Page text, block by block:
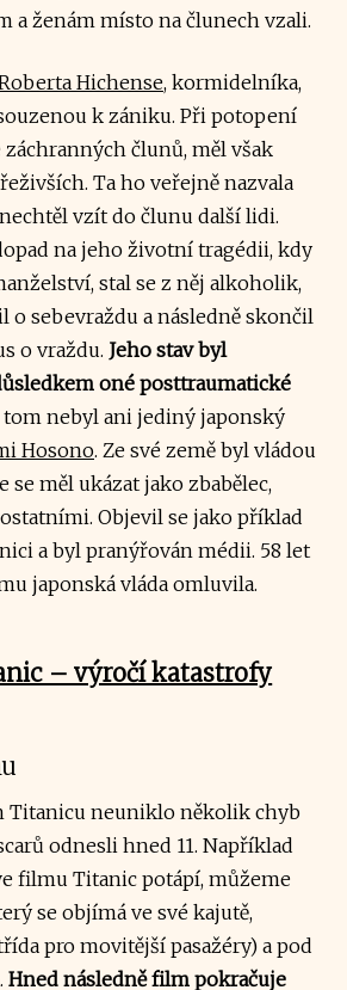
a ženám místo na člunech vzali.
Hichense, kormidelníka,
k zániku. Při potopení
člunů, měl však
Ta ho veřejně nazvala
vzít do člunu další lidi.
na jeho životní tragédii, kdy
stal se z něj alkoholik,
o sebevraždu a následně skončil
o vraždu. Jeho stav byl
oné posttraumatické
tom nebyl ani jediný japonský
Hosono. Ze své země byl vládou
se měl ukázat jako zbabělec,
Objevil se jako příklad
a byl pranýřován médii. 58 let
japonská vláda omluvila.
– výročí katastrofy
Titanicu neuniklo několik chyb
odnesli hned 11. Například
filmu Titanic potápí, můžeme
se objímá ve své kajutě,
pro movitější pasažéry) a pod
Hned následně film pokračuje